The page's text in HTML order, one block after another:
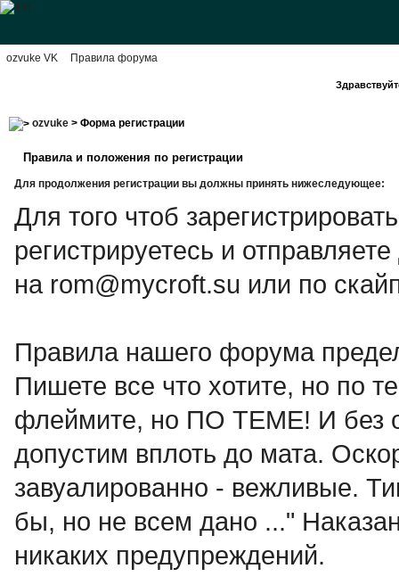
ozvuke VK Правила форума
ozvuke> Форма регистрации
Правила и положения по регистрации
Для продолжения регистрации вы должны принять нижеследующее:
Для того чтоб
регистрируетесь и
на rom@mycroft.su или по
Правила нашего форума
Пишете все что хотите, но по
флеймите, но ПО ТЕМЕ! И без
допустим вплоть до мата.
завуалированно - вежливые.
бы, но не всем дано ..."
никаких предупреждений.